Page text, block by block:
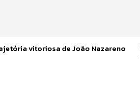
vitoriosa de João Nazareno